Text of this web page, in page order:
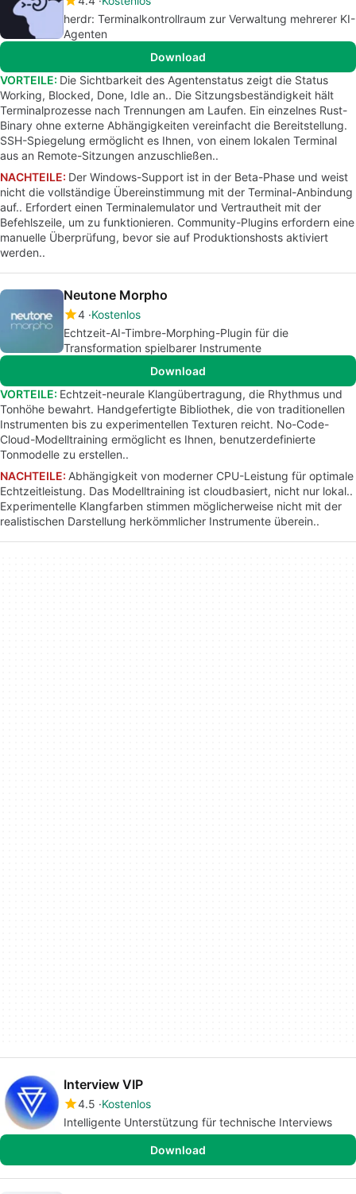
herdr: Terminalkontrollraum zur Verwaltung mehrerer KI-
Agenten
Download
VORTEILE: Die Sichtbarkeit des Agentenstatus zeigt die Status
Working, Blocked, Done, Idle an.. Die Sitzungsbeständigkeit hält
Terminalprozesse nach Trennungen am Laufen. Ein einzelnes Rust-
Binary ohne externe Abhängigkeiten vereinfacht die Bereitstellung.
SSH-Spiegelung ermöglicht es Ihnen, von einem lokalen Terminal
aus an Remote-Sitzungen anzuschließen..
NACHTEILE: Der Windows-Support ist in der Beta-Phase und weist
nicht die vollständige Übereinstimmung mit der Terminal-Anbindung
auf.. Erfordert einen Terminalemulator und Vertrautheit mit der
Befehlszeile, um zu funktionieren. Community-Plugins erfordern eine
manuelle Überprüfung, bevor sie auf Produktionshosts aktiviert
werden..
Neutone Morpho
4 Kostenlos
Echtzeit-AI-Timbre-Morphing-Plugin für die
Transformation spielbarer Instrumente
Download
VORTEILE: Echtzeit-neurale Klangübertragung, die Rhythmus und
Tonhöhe bewahrt. Handgefertigte Bibliothek, die von traditionellen
Instrumenten bis zu experimentellen Texturen reicht. No-Code-
Cloud-Modelltraining ermöglicht es Ihnen, benutzerdefinierte
Tonmodelle zu erstellen..
NACHTEILE: Abhängigkeit von moderner CPU-Leistung für optimale
Echtzeitleistung. Das Modelltraining ist cloudbasiert, nicht nur lokal..
Experimentelle Klangfarben stimmen möglicherweise nicht mit der
realistischen Darstellung herkömmlicher Instrumente überein..
Interview VIP
4.5 Kostenlos
Intelligente Unterstützung für technische Interviews
Download